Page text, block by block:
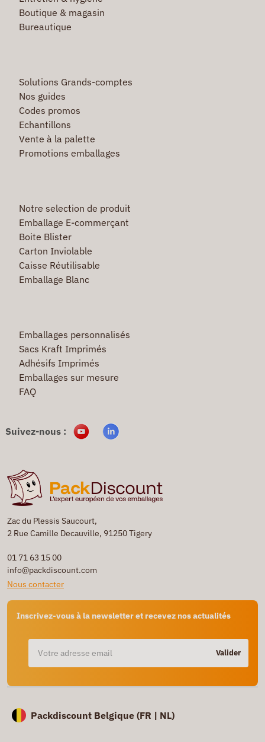
Zac du Plessis Saucourt,
2 Rue Camille Decauville, 91250 Tigery
01 71 63 15 00
info@packdiscount.com
Nous contacter
Inscrivez-vous à la newsletter et recevez nos actualités
Valider
Boutique & magasin
Bureautique
Solutions Grands-comptes
Nos guides
Codes promos
Echantillons
Vente à la palette
Promotions emballages
Notre selection de produit
Emballage E-commerçant
Boite Blister
Carton Inviolable
Caisse Réutilisable
Emballage Blanc
Emballages personnalisés
Sacs Kraft Imprimés
Adhésifs Imprimés
Emballages sur mesure
FAQ
Suivez-nous :
Packdiscount Belgique (FR | NL)